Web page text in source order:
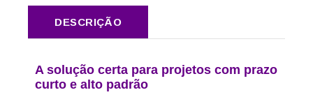
DESCRIÇÃO
A solução certa para projetos com prazo
curto e alto padrão